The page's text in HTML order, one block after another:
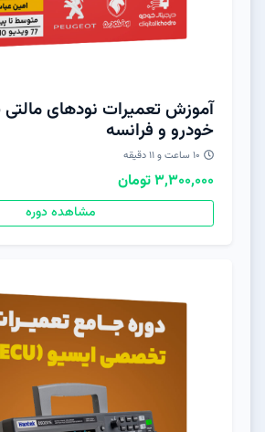
آموزش تعمیرات نودهای
خودرو و‌ فرانسه
10 ساعت و 11 دقیقه
3,300,000 تومان
مشاهده دوره